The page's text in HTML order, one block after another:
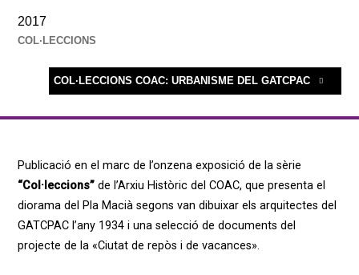
2017
COL·LECCIONS
COL·LECCIONS COAC: URBANISME DEL GATCPAC
Publicació en el marc de l’onzena exposició de la sèrie
“Col·leccions”de l’Arxiu Històric del COAC, que presenta el
diorama del Pla Macià segons van dibuixar els arquitectes del
GATCPAC l’any 1934 i una selecció de documents del
projecte de la «Ciutat de repòs i de vacances».